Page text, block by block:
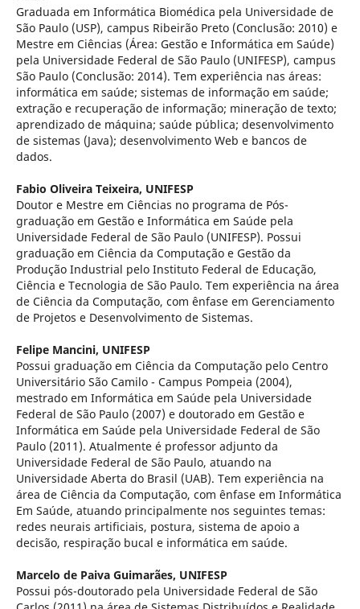
Graduada em Informática Biomédica pela Universidade de
São Paulo (USP), campus Ribeirão Preto (Conclusão: 2010) e
Mestre em Ciências (Área: Gestão e Informática em Saúde)
pela Universidade Federal de São Paulo (UNIFESP), campus
São Paulo (Conclusão: 2014). Tem experiência nas áreas:
informática em saúde; sistemas de informação em saúde;
extração e recuperação de informação; mineração de texto;
aprendizado de máquina; saúde pública; desenvolvimento
de sistemas (Java); desenvolvimento Web e bancos de
dados.
Fabio Oliveira Teixeira, UNIFESP
Doutor e Mestre em Ciências no programa de Pós-
graduação em Gestão e Informática em Saúde pela
Universidade Federal de São Paulo (UNIFESP). Possui
graduação em Ciência da Computação e Gestão da
Produção Industrial pelo Instituto Federal de Educação,
Ciência e Tecnologia de São Paulo. Tem experiência na área
de Ciência da Computação, com ênfase em Gerenciamento
de Projetos e Desenvolvimento de Sistemas.
Felipe Mancini, UNIFESP
Possui graduação em Ciência da Computação pelo Centro
Universitário São Camilo - Campus Pompeia (2004),
mestrado em Informática em Saúde pela Universidade
Federal de São Paulo (2007) e doutorado em Gestão e
Informática em Saúde pela Universidade Federal de São
Paulo (2011). Atualmente é professor adjunto da
Universidade Federal de São Paulo, atuando na
Universidade Aberta do Brasil (UAB). Tem experiência na
área de Ciência da Computação, com ênfase em Informática
Em Saúde, atuando principalmente nos seguintes temas:
redes neurais artificiais, postura, sistema de apoio a
decisão, respiração bucal e informática em saúde.
Marcelo de Paiva Guimarães, UNIFESP
Possui pós-doutorado pela Universidade Federal de São